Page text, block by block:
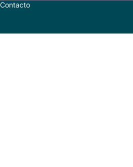
Contacto